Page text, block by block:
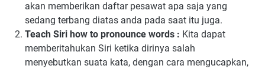
akan memberikan daftar pesawat apa saja yang
sedang terbang diatas anda pada saat itu juga.
Teach Siri how to pronounce words : Kita dapat
memberitahukan Siri ketika dirinya salah
menyebutkan suata kata, dengan cara mengucapkan,